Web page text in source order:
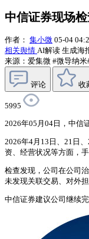
中信证券现场
作者： 集小微 05-04
相关舆情 AI解读 生成海
来源：爱集微 #微导纳米
评论 收
5995
2026年05月04日，中信
2026年4月13日、21日
资、经营状况等方面，
检查发现，公司在公司
未发现关联交易、对外
中信证券建议公司继续